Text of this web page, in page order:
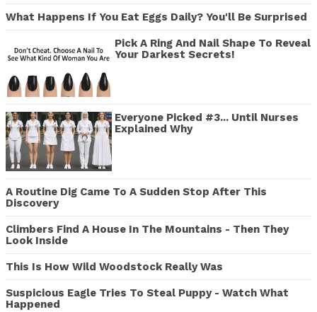
What Happens If You Eat Eggs Daily? You'll Be Surprised
Pick A Ring And Nail Shape To Reveal
Your Darkest Secrets!
Everyone Picked #3... Until Nurses
Explained Why
A Routine Dig Came To A Sudden Stop After This
Discovery
Climbers Find A House In The Mountains - Then They
Look Inside
This Is How Wild Woodstock Really Was
Suspicious Eagle Tries To Steal Puppy - Watch What
Happened